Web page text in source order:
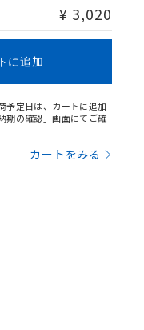
¥ 3,020
に追加
予定日は、カートに追加
期の確認」画面にてご確
カートをみる